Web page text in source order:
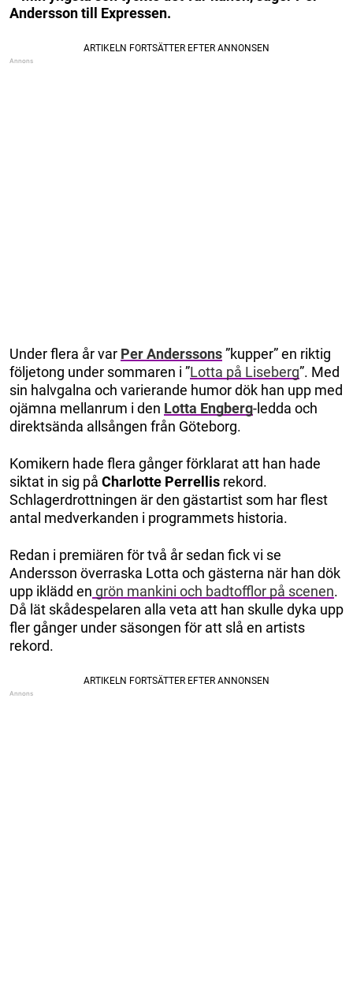
Andersson till Expressen.
Under flera år var Per Anderssons”kupper” en riktig
följetong under sommaren i ”Lotta på Liseberg”. Med
sin halvgalna och varierande humor dök han upp med
ojämna mellanrum i den Lotta Engberg-ledda och
direktsända allsången från Göteborg.
Komikern hade flera gånger förklarat att han hade
siktat in sig på Charlotte Perrellis rekord.
Schlagerdrottningen är den gästartist som har flest
antal medverkanden i programmets historia.
Redan i premiären för två år sedan fick vi se
Andersson överraska Lotta och gästerna när han dök
upp iklädd en grön mankini och badtofflor på scenen.
Då lät skådespelaren alla veta att han skulle dyka upp
fler gånger under säsongen för att slå en artists
rekord.